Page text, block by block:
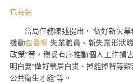
包養網
當局任務陳述提出，“做好新失
機動包養網 失業職員、新失業形狀
政策”等，穩妥有序推動個人工作損
明白要“做好煢居白叟、掉能掉智等
公共衛生才能”等。